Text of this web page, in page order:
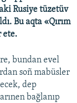
Rusiye tüzetüv
Bu aqta «Qırım
ete.
bundan evel
soñ mabüsler
dep
bağlanıp